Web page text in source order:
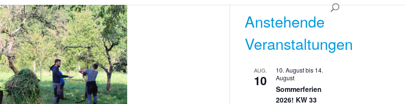
Anstehende
Veranstaltungen
AUG.
10
10. Augustbis 14.
August
Sommerferien
2026! KW 33